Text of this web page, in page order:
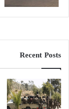
Recent Posts